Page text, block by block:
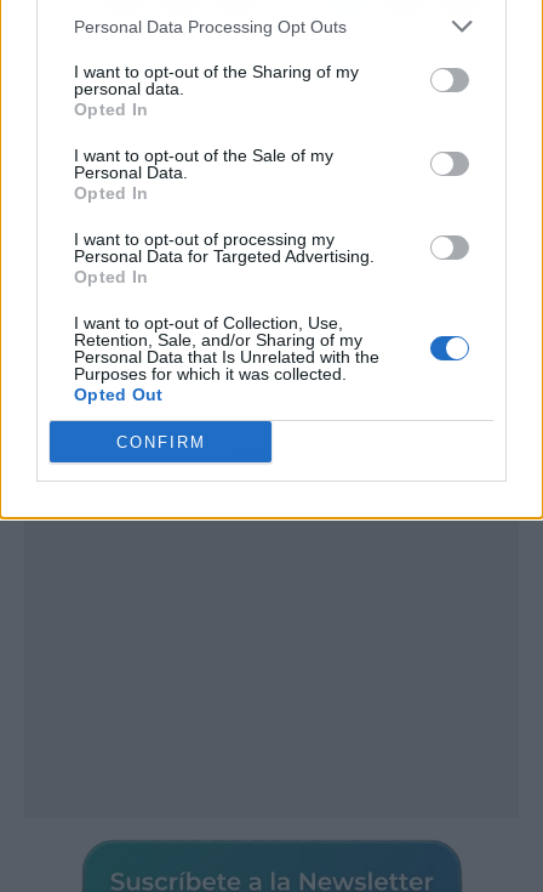
Personal Data Processing Opt Outs
I want to opt-out of the Sharing of my
personal data.
Opted In
I want to opt-out of the Sale of my
Personal Data.
Opted In
I want to opt-out of processing my
Personal Data for Targeted Advertising.
Opted In
I want to opt-out of Collection, Use,
Retention, Sale, and/or Sharing of my
Personal Data that Is Unrelated with the
Purposes for which it was collected.
Opted Out
CONFIRM